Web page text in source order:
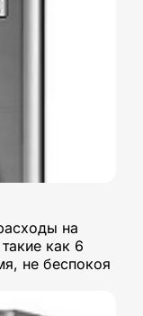
на
как 6
не беспокоя